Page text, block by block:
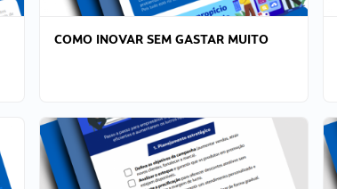
COMO INOVAR SEM GASTAR MUITO